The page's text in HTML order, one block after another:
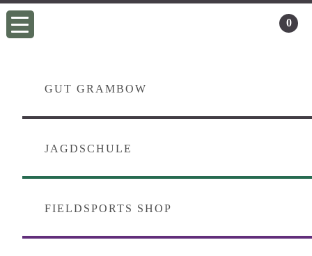
Zur
Hauptnavigation
springen
Skip
main
0
GUT GRAMBOW
JAGDSCHULE
FIELDSPORTS SHOP